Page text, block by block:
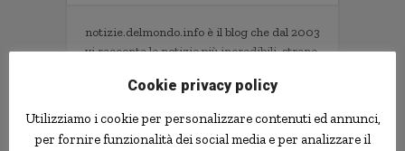
notizie.delmondo.info è il blog che dal 2003
vi racconta le notizie più incredibili, strane,
ladri imbranati, prodotti assurdi, ricerche
Informativa Privacy
Cookie privacy policy
Utilizziamo i cookie per personalizzare contenuti ed annunci,
per fornire funzionalità dei social media e per analizzare il